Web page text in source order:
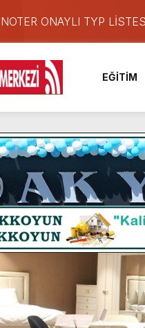
NOTER ONAYLI TYP
KAFUM Fuar Alanı Bulut ve
Afşinli bir hemşehrimizin de
Madrigal, Perşembe Günü
KEDİNİZ Mİ VAR?
Cumhurbaşkanı Erdoğan,
Afşin Heyetinden Kaymakam
Vatandaşlardan Ağustos
Pusula Maraş Kamplarında
Uluslararası Bisiklet
EĞİTİM